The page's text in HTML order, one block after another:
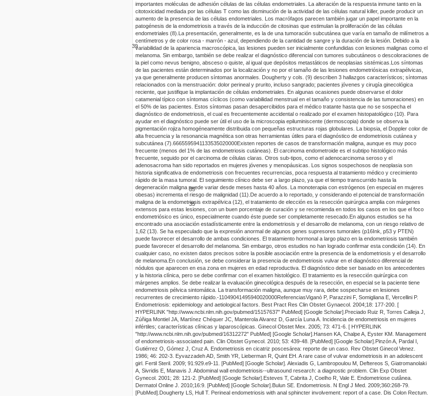
39
35
35
importantes moléculas de adhesión células de las células endometriales. La alteración de la respuesta inmune tanto en la
citotoxicidad mediada por las células T como las disminución de la actividad de las células natural killer, puede producir un
aumento de la presencia de las células endometriales. Los macrófagos parecen también jugar un papel importante en la
patogénesis de la endometriosis a través de la inducción de citosinas que estimulan la proliferación de las células
endometriales (8). La presentación, generalmente, es la de una tumoración subcutánea que varía en tamaño de milímetros a
centímetros y de color rosa - marrón - azul, dependiendo de la cantidad de sangre y la duración de la lesión. Debido a la
variabilidad de la apariencia macroscópica, las lesiones pueden ser inicialmente confundidas con lesiones malignas como el
melanoma. Sin embargo, también se debe realizar el diagnóstico diferencial con tumores subcutáneos o descoloraciones de
la piel como nevus benigno, absceso o quiste, al igual que depósitos metastáticos de neoplasias sistémicas. Los síntomas
de las pacientes están determinados por la localización y no por el tamaño de las lesiones endometriósicas extrapélvicas
ya que generalmente producen síntomas anormales. Dougherty y cols. (9) describen 3 hallazgos característicos; síntomas
relacionados con la menstruación: dolor perineal y prurito, incluso sangrado; pacientes jóvenes y cirugía ginecológica
reciente, que justifique la implantación de células endometriales. En algunas ocasiones puede observarse el dolor
catamenial típico con síntomas cíclicos (como variabilidad menstrual en el tamaño y consistencia de las tumoraciones) en
el 50% de las pacientes. Estos síntomas pasan desapercibidos para el médico tratante hasta que no se sospecha el
diagnóstico de endometriosis, el cual es frecuentemente accidental o realizado por el examen histopatológico (10). Para
ayudar en el diagnóstico puede ser útil el uso de la microscopia epiluminiscente (dermoscopia) donde se observa la
pigmentación rojiza homogéneamente distribuida con pequeñas estructuras rojas globulares. La biopsia, el Doppler color de
alta frecuencia y la resonancia magnética son otras herramientas útiles para el diagnóstico de endometriosis cutánea y
subcutánea (7). 6665595941133535020000Existen reportes de casos de transformación maligna, aunque es muy poco
frecuente (menos del 1% de las endometriosis cutáneas). El carcinoma endometroide es el subtipo histológico más
frecuente, seguido por el carcinoma de células claras. Otros sub-tipos, como el adenocarcinoma seroso y el
adenosacroma han sido reportados en mujeres jóvenes y menopáusicas. Los signos sospechosos de neoplasia son
historia significativa de endometriosis con frecuentes recurrencias, poca respuesta al tratamiento médico y crecimiento
rápido de la masa tumoral. El seguimiento clínico debe ser a largo plazo, ya que el tiempo transcurrido hasta la
degeneración maligna puede variar desde meses hasta 40 años. La monoterapia con estrógenos (en especial en mujeres
obesas) incrementa el riesgo de malignidad (11). De acuerdo a lo reportado, y considerando el potencial de transformación
maligna de la endometriosis extrapélvica (12), el tratamiento de elección es la resección quirúrgica amplia con márgenes
extensos para estas lesiones, con un buen porcentaje de curación y se recomienda en todos los casos en los que el foco
endometriósico es único, especialmente cuando éste puede ser completamente resecado. En algunos estudios se ha
encontrado una asociación estadísticamente entre la endometriosis y el desarrollo de melanoma, con un riesgo relativo de
1,62 (13). Se ha especulado que la expresión anormal de algunos genes supresores tumorales (p16Ink, p53 y PTEN)
puede favorecer el desarrollo de ambas condiciones. El tratamiento hormonal a largo plazo en la endometriosis también
puede favorecer el desarrollo del melanoma. Sin embargo, otros estudios no han logrado confirmar esta condición (14). En
cualquier caso, no existen datos precisos sobre la posible asociación entre la presencia de la endometriosis y el desarrollo
de melanoma. En conclusión, se debe considerar la presencia de endometriosis vulvar en el diagnóstico diferencial de
nódulos que aparecen en esa zona en mujeres en edad reproductiva. El diagnóstico debe ser basado en los antecedentes
y la historia clínica, pero se debe confirmar con el examen histológico. El tratamiento es la resección quirúrgica con
márgenes amplios. Se debe realizar la evaluación ginecológica después de la resección, en especial se la paciente tiene
endometriosis pélvica sintomática. La transformación maligna, aunque muy rara, debe sospecharse en lesiones
recurrentes de crecimiento rápido. -11049041495940020000ReferenciasViganò P, Parazzini F, Somigliana E, Vercellini P.
Endometriosis: epidemiology and aetiological factors. Best Pract Res Clin Obstet Gynaecol 2004;18: 177-200 [
HYPERLINK "http://www.ncbi.nlm.nih.gov/pubmed/15157637" PubMed] [Google Scholar]. Preciado Ruiz R, Torres Calleja J,
Zúñiga Montiel JA, Martínez Chéquer JC, ManterolaAlvarez D, García Luna A. Incidencia de endometriosis en mujeres
infértiles; características clínicas y laparoscópicas. Ginecol Obstet Mex . 2005; 73: 471-6. [ HYPERLINK
"http://www.ncbi.nlm.nih.gov/pubmed/16312272" PubMed] [Google Scholar]. Hansen KA, ChalpeA, Eyster KM. Management
of endometriosis-associated pain. Clin Obstet Gynecol. 2010; 53: 439-48. [PubMed] [Google Scholar]. Pinzón A, Pardal I,
Gutiérrez O, Gómez J, Cruz A. Endometriosis en cicatriz poscesárea: reporte de un caso. Rev Obstet Ginecol Venez
1986; 46: 202-3. EyvazzadehAD, Smith YR, Lieberman R, Quint EH. A rare case of vulvar endometriosis in an adolescent
girl. Fertil Steril . 2009; 91:929.e9-11. [PubMed] [Google Scholar]. Alexiadis G, Lambropoulou M, Deftereos S, Giatromanolaki
A, Sivridis E, Manavis J. Abdominal wall endometriosis--ultrasound research: a diagnostic problem Clin Exp Obstet
Gynecol. 2001; 28: 121-2. [PubMed] [Google Scholar]. Esteves T, Cabrita J, Coelho R, Vale E. Endometriose cutânea
Dermatol Online J. 2010;16:9 . [PubMed] [Google Scholar]. Bulun SE. Endometriosis. N Engl J Med . 2009;360:268-79.
[PubMed]. Dougherty LS, Hull T. Perineal endometriosis with anal sphincter involvement: report of a case. Dis Colon Rectum.